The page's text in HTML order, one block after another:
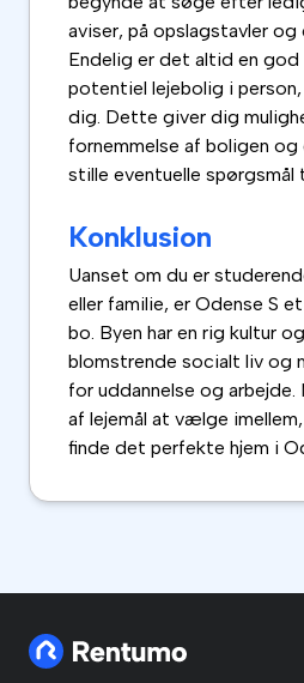
aviser, på opslagstavler og
Endelig er det altid en
potentiel lejebolig i
dig. Dette giver dig
fornemmelse af boligen
stille eventuelle spørgsmål
Konklusion
Uanset om du er
eller familie, er Odense S
bo. Byen har en rig kultur
blomstrende socialt liv og
for uddannelse og
af lejemål at vælge
finde det perfekte hjem i